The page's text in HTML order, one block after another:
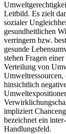
Leitbild. Es zielt
sozialer
gesundheitlichen
verringern bzw.
gesunde
stehen Fragen
Verteilung von
hinsichtlich
impliziert
bezeichnet ein
Handlungsfeld.